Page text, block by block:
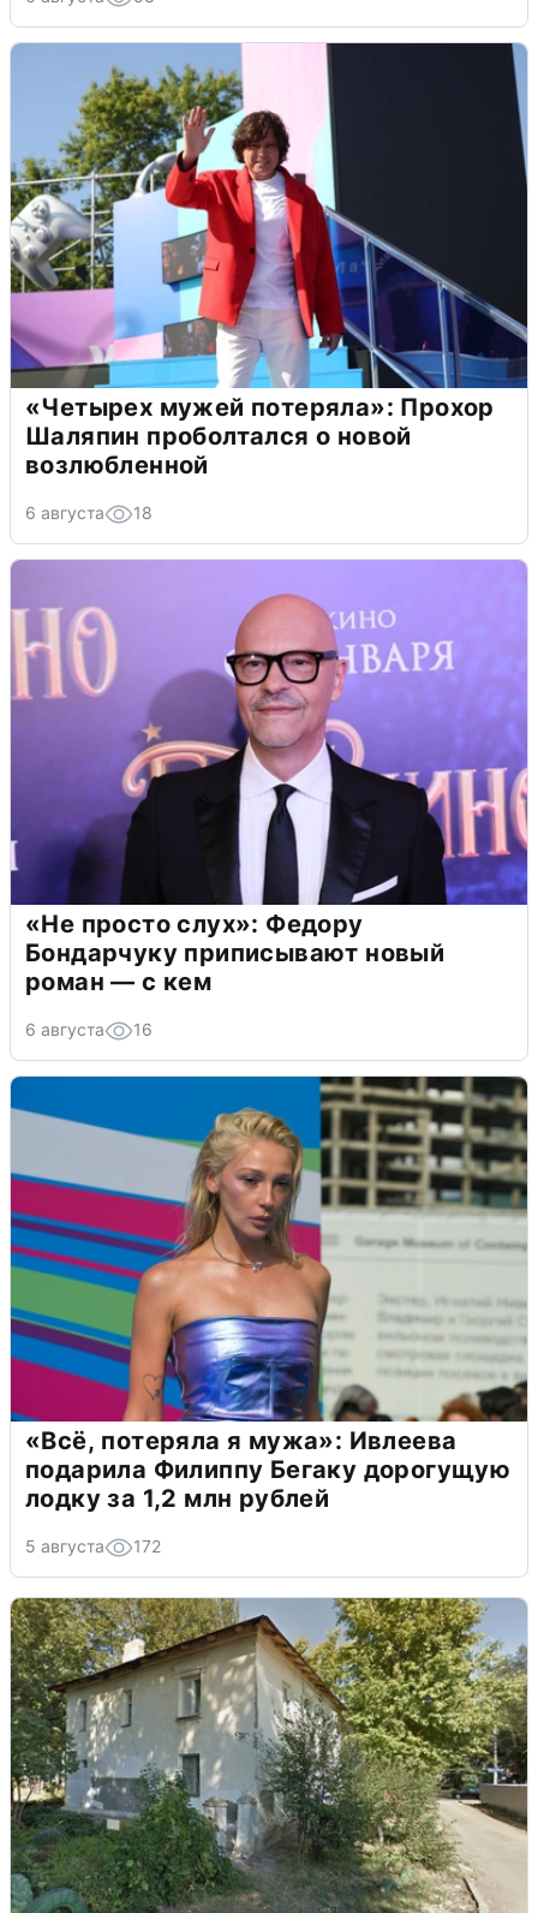
«Четырех мужей потеряла»: Прохор
Шаляпин проболтался о новой
возлюбленной
6 августа 18
«Не просто слух»: Федору
Бондарчуку приписывают новый
роман — с кем
6 августа 16
«Всё, потеряла я мужа»: Ивлеева
подарила Филиппу Бегаку дорогущую
лодку за 1,2 млн рублей
5 августа 172